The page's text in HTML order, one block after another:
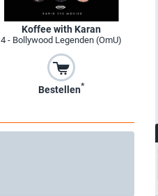
Koffee with Karan
4 - Bollywood Legenden (OmU)
Bestellen*